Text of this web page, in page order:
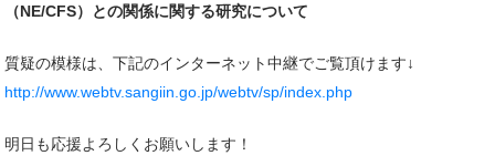
（NE/CFS）との関係に関する研究について
質疑の模様は、下記のインターネット中継でご覧頂けます↓
http://www.webtv.sangiin.go.jp/webtv/sp/index.php
明日も応援よろしくお願いします！